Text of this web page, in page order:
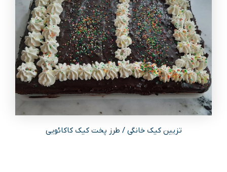
تزیین کیک خانگی / طرز پخت کیک کاکائویی